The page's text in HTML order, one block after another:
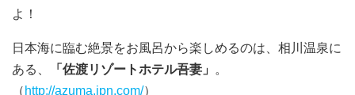
よ！
日本海に臨む絶景をお風呂から楽しめるのは、相川温泉に
ある、
「佐渡リゾートホテル吾妻」
。
（ http://azuma.jpn.com/）